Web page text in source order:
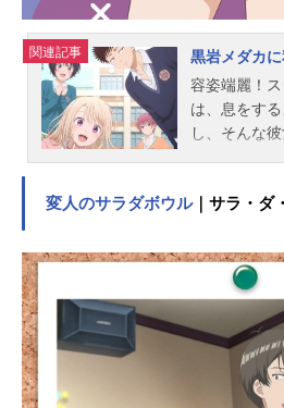
海七海 もす
関連記事
黒岩メダカ
容姿端麗！
は、息をす
し、そんな
と、チヤホヤ
うと大奮闘
ゲキなこと
ラブコメデ
岩メダカに私
送形態TVア
1月6日（月
（月）テレ
変人のサラダボウル｜サラ・ダ